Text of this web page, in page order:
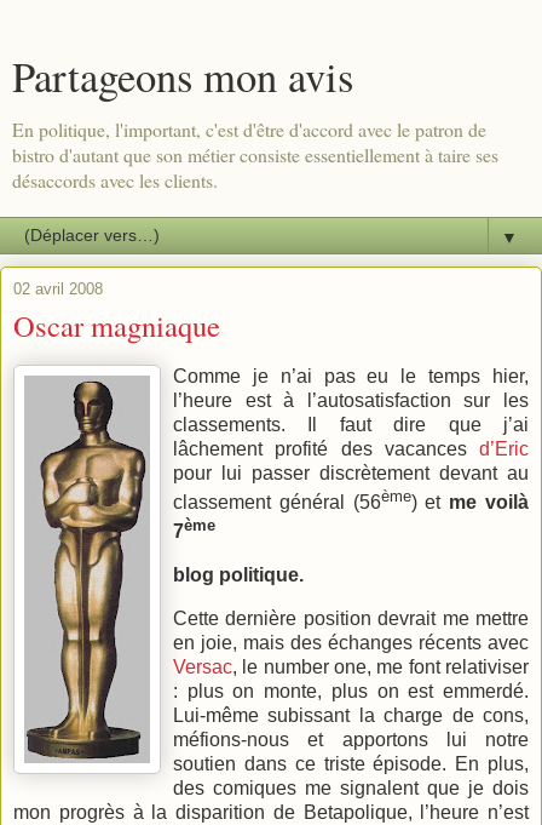
Partageons mon avis
En politique, l'important, c'est d'être d'accord avec le patron de
bistro d'autant que son métier consiste essentiellement à taire ses
désaccords avec les clients.
▼
02 avril 2008
Oscar magniaque
Comme je n’ai pas eu le temps hier,
l’heure est à l’autosatisfaction sur les
classements. Il faut dire que j’ai
lâchement profité des vacances d’Eric
pour lui passer discrètement devant au
classement général (56ème) et me voilà
7ème
blog politique.
Cette dernière position devrait me mettre
en joie, mais des échanges récents avec
Versac, le number one, me font relativiser
: plus on monte, plus on est emmerdé.
Lui-même subissant la charge de cons,
méfions-nous et apportons lui notre
soutien dans ce triste épisode. En plus,
des comiques me signalent que je dois
mon progrès à la disparition de Betapolique, l’heure n’est